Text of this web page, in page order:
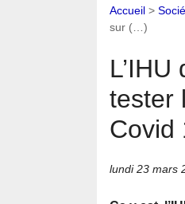
Accueil >
sur (…)
tester
Covid
lundi 23 mars